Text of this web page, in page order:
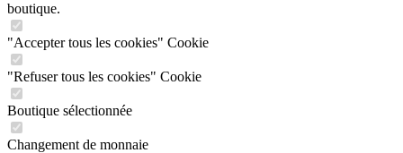
boutique.
"Accepter tous les cookies" Cookie
"Refuser tous les cookies" Cookie
Boutique sélectionnée
Changement de monnaie